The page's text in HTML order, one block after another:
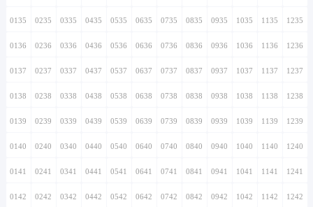
0135 0235 0335 0435 0535 0635 0735 0835 0935 1035 1135 1235
0136 0236 0336 0436 0536 0636 0736 0836 0936 1036 1136 1236
0137 0237 0337 0437 0537 0637 0737 0837 0937 1037 1137 1237
0138 0238 0338 0438 0538 0638 0738 0838 0938 1038 1138 1238
0139 0239 0339 0439 0539 0639 0739 0839 0939 1039 1139 1239
0140 0240 0340 0440 0540 0640 0740 0840 0940 1040 1140 1240
0141 0241 0341 0441 0541 0641 0741 0841 0941 1041 1141 1241
0142 0242 0342 0442 0542 0642 0742 0842 0942 1042 1142 1242